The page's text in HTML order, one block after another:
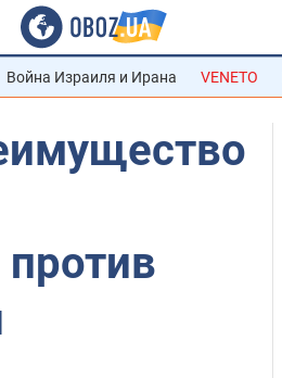
Война Израиля и Ирана VENETO